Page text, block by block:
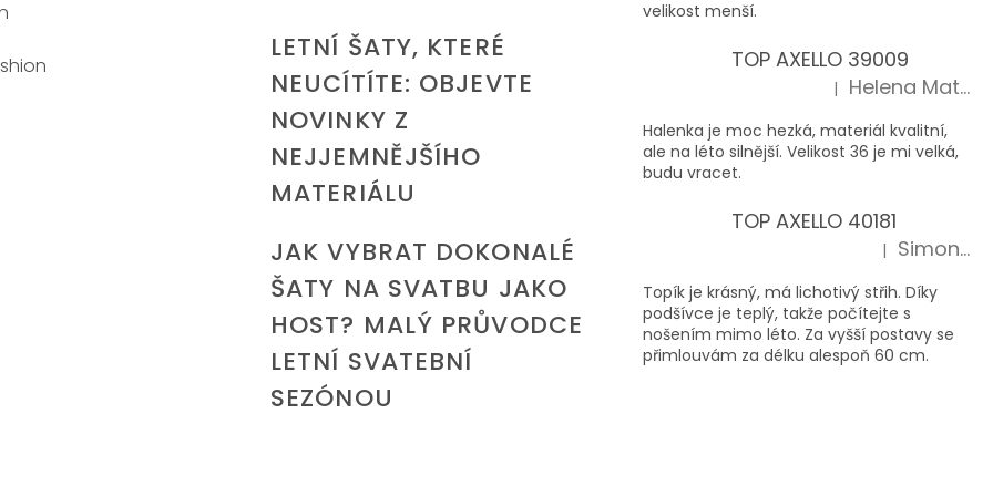
LETNÍ ŠATY, KTERÉ
NEUCÍTÍTE: OBJEVTE
NOVINKY Z
NEJJEMNĚJŠÍHO
MATERIÁLU
JAK VYBRAT DOKONALÉ
ŠATY NA SVATBU JAKO
HOST? MALÝ PRŮVODCE
LETNÍ SVATEBNÍ
SEZÓNOU
velikost menší.
TOP AXELLO 39009
Hodnocení produktu je 5 z 5
| Helena Matoušková
Halenka je moc hezká, materiál kvalitní,
ale na léto silnější. Velikost 36 je mi velká,
budu vracet.
TOP AXELLO 40181
Hodnocení produktu je 5 z 5
| Simona
Topík je krásný, má lichotivý střih. Díky
podšívce je teplý, takže počítejte s
nošením mimo léto. Za vyšší postavy se
přimlouvám za délku alespoň 60 cm.